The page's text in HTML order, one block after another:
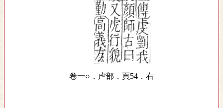
卷一○．虍部．頁54．右